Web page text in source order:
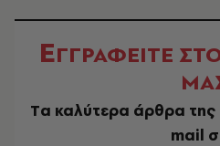
ΕΓΓΡΑΦΕΙΤΕ
Tα καλύτερα άρθρα της
mail